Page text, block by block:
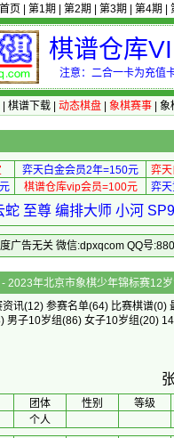
页 第1期 第2期 第3期 第4期
棋谱仓库
注意：二合一卡为充值
| 棋谱下载| 动态棋盘| 象棋赛事| 象
弈天白金会员2年=150元
弈
棋谱仓库vip会员=100元 弈
蛇 至尊 编排大师 小河
广告无关 微信:dpxqcom QQ号
配对卡 - 2023年北
资讯(12) 参赛名单(64) 比赛棋谱(0)
男子10岁组(86) 女子10岁组(20)
团体 性别
等级
个人